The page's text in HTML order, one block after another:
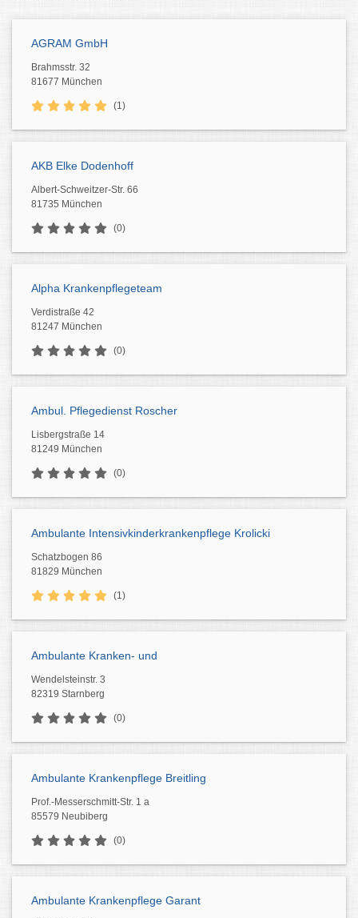
AGRAM GmbH
Brahmsstr. 32
81677 München
(1)
AKB Elke Dodenhoff
Albert-Schweitzer-Str. 66
81735 München
(0)
Alpha Krankenpflegeteam
Verdistraße 42
81247 München
(0)
Ambul. Pflegedienst Roscher
Lisbergstraße 14
81249 München
(0)
Ambulante Intensivkinderkrankenpflege Krolicki
Schatzbogen 86
81829 München
(1)
Ambulante Kranken- und
Wendelsteinstr. 3
82319 Starnberg
(0)
Ambulante Krankenpflege Breitling
Prof.-Messerschmitt-Str. 1 a
85579 Neubiberg
(0)
Ambulante Krankenpflege Garant